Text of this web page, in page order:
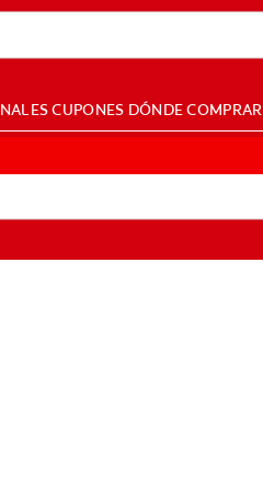
CUPONES DÓNDE COMPRAR